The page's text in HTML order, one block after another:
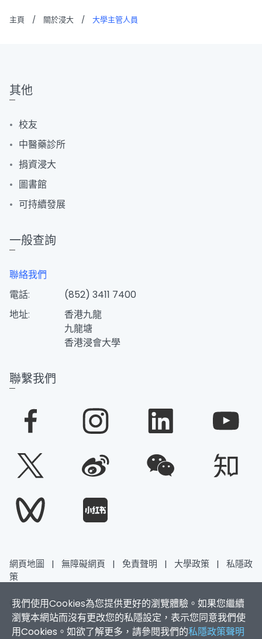
主頁 / 關於浸大 / 大學主管人員
我們使用Cookies為您提供更好的瀏覽體驗。如果您繼續
瀏覽本網站而沒有更改您的私隱設定，表示您同意我們使
用Cookies。如欲了解更多，請參閱我們的私隱政策聲明
其他
校友
中醫藥診所
捐資浸大
圖書館
可持續發展
一般查詢
聯絡我們
電話:
(852) 3411 7400
地址:
香港九龍
九龍塘
香港浸會大學
聯繫我們
網頁地圖 | 無障礙網頁 | 免責聲明 | 大學政策 |
私隱政
策
香港浸會大學 版權所有 © 2026